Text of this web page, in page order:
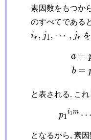
素因数をもつか
のすべてである
ir , j_1,
j1, \cdots,
⋯ , j_r
jr
a
b
=
=
と表される. これ
p1
i1m ⋯
となるから, 素